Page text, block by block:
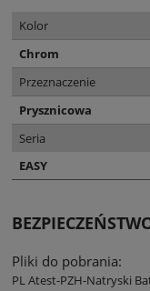
Kolor
Chrom
Przeznaczenie
Prysznicowa
Seria
EASY
Pliki do pobrania:
PL Atest-PZH-Natryski